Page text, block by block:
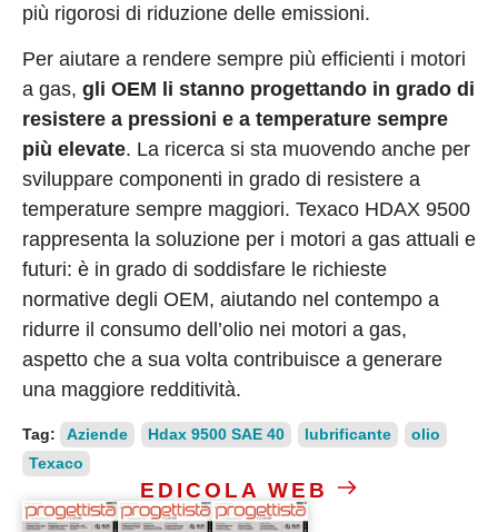
più rigorosi di riduzione delle emissioni.
Per aiutare a rendere sempre più efficienti i motori
a gas, gli OEM li stanno progettando in grado di
resistere a pressioni e a temperature sempre
più elevate. La ricerca si sta muovendo anche per
sviluppare componenti in grado di resistere a
temperature sempre maggiori. Texaco HDAX 9500
rappresenta la soluzione per i motori a gas attuali e
futuri: è in grado di soddisfare le richieste
normative degli OEM, aiutando nel contempo a
ridurre il consumo dell’olio nei motori a gas,
aspetto che a sua volta contribuisce a generare
una maggiore redditività.
Tag: Aziende Hdax 9500 SAE 40 lubrificante
olio
Texaco
EDICOLA WEB